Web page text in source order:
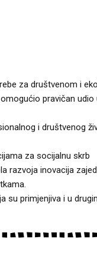
za društvenom i
pravičan
i društvenog
za socijalnu skrb
razvoja inovacija
su primjenjiva i u